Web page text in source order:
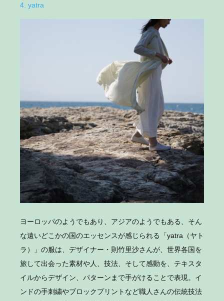
4. yatra
ヨーロッパのようでもあり、アジアのようでもある、そん
な遠いどこかの国のエッセンスが感じられる「yatra（ヤト
ラ）」の服は、デザイナー・則竹里沙さんが、世界各国を
旅して出会った素材や人、技法、そして感動を、テキスタ
イルからデザイン、パターンまで手がけることで表現。イ
ンドの手刺繍やブロックプリントなど職人さんの伝統技法